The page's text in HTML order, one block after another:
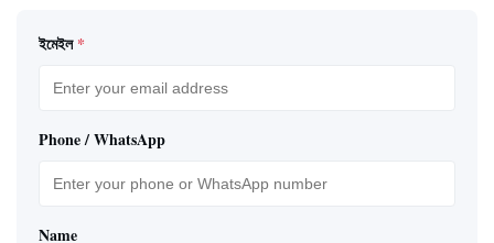
ইমেইল *
Phone / WhatsApp
Name